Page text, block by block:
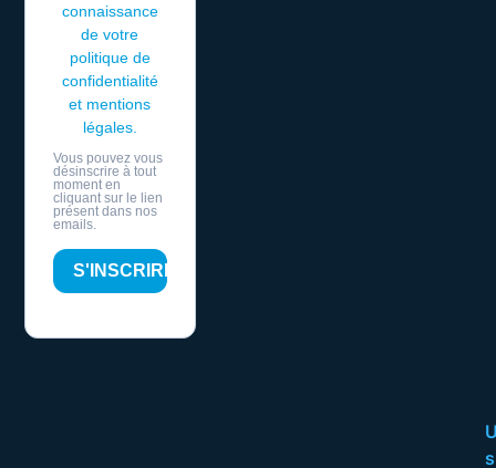
connaissance
de votre
politique de
confidentialité
et mentions
légales.
Vous pouvez vous
désinscrire à tout
moment en
cliquant sur le lien
présent dans nos
emails.
S'INSCRIRE